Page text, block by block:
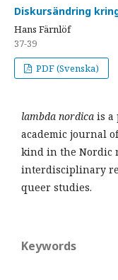
Diskursändring
Hans Färnlöf
37-39
PDF (Svenska)
lambda nordica is a
academic journal
kind in the Nordic
interdisciplinary
queer studies.
Keywords